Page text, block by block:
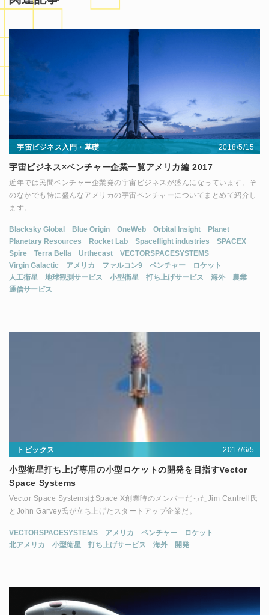
宇宙ビジネス入門・基礎 2018/5/15
宇宙ビジネス×ベンチャー企業一覧アメリカ編 2017
近年では民間ベンチャー企業発の宇宙ビジネスが盛んになっています。そ
のなかでも特に盛んなアメリカの宇宙ベンチャーについてまとめて紹介し
ます。
Blacksky Global Blue Origin OneWeb Orbital Insight
Planet
Planetary Resources
Rocket Lab Spaceflight industries
SPACEX
Spire
Terra Bella Urthecast
VECTORSPACESYSTEMS
Virgin Galactic
アメリカ ファルコン9 ベンチャー
ロケット
人工衛星
地球観測サービス 小型衛星 打ち上げサービス 海外
農業
通信サービス
トピックス 2017/6/5
小型衛星打ち上げ専用の小型ロケットの開発を目指すVector
Space Systems
Vector Space SystemsはSpace X創業時のメンバーだったJim Cantrell氏
とJohn Garvey氏が立ち上げたスタートアップ企業だ。
VECTORSPACESYSTEMS アメリカ ベンチャー
ロケット
北アメリカ
小型衛星 打ち上げサービス 海外 開発